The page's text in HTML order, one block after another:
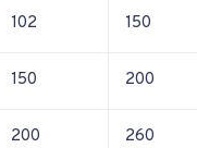
102 150
150 200
200 260